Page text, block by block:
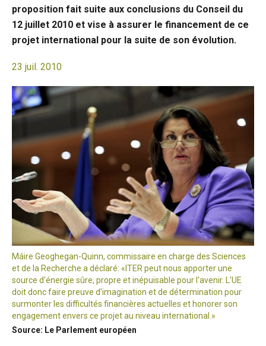
proposition fait suite aux conclusions du Conseil du
12 juillet 2010 et vise à assurer le financement de ce
projet international pour la suite de son évolution.
23 juil. 2010
Máire Geoghegan-Quinn, commissaire en charge des Sciences
et de la Recherche a déclaré: «ITER peut nous apporter une
source d'énergie sûre, propre et inépuisable pour l'avenir. L'UE
doit donc faire preuve d'imagination et de détermination pour
surmonter les difficultés financières actuelles et honorer son
engagement envers ce projet au niveau international.»
Source: Le Parlement européen